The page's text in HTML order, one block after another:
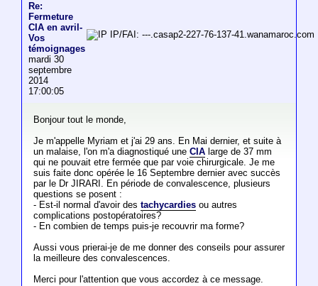
Re:
Fermeture
CIA en avril-
Vos
témoignages
mardi 30
septembre
2014
17:00:05
IP/FAI: ---.casap2-227-76-137-41.wanamaroc.com
Bonjour tout le monde,
Je m'appelle Myriam et j'ai 29 ans. En Mai dernier, et suite à
un malaise, l'on m'a diagnostiqué une CIAlarge de 37 mm
qui ne pouvait etre fermée que par voie chirurgicale. Je me
suis faite donc opérée le 16 Septembre dernier avec succès
par le Dr JIRARI. En période de convalescence, plusieurs
questions se posent :
- Est-il normal d'avoir des tachycardiesou autres
complications postopératoires?
- En combien de temps puis-je recouvrir ma forme?
Aussi vous prierai-je de me donner des conseils pour assurer
la meilleure des convalescences.
Merci pour l'attention que vous accordez à ce message.